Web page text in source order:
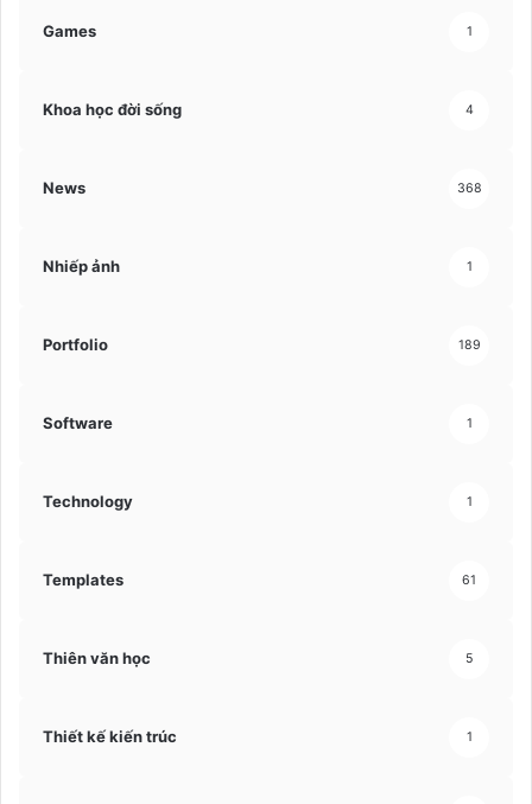
Games 1
Khoa học đời sống 4
News 368
Nhiếp ảnh 1
Portfolio 189
Software 1
Technology 1
Templates 61
Thiên văn học 5
Thiết kế kiến trúc 1